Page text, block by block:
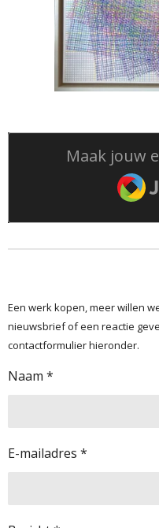
Maak jouw
Een werk kopen, meer willen
nieuwsbrief of een reactie
contactformulier hieronder.
Naam *
E-mailadres *